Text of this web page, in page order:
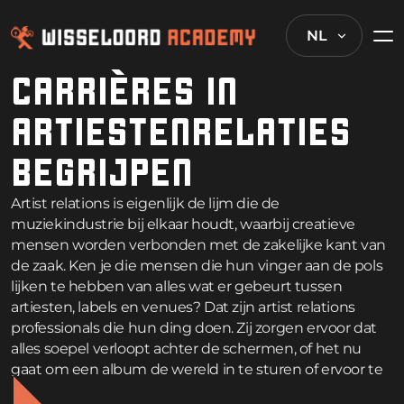
NL
CARRIÈRES IN
ARTIESTENRELATIES
BEGRIJPEN
Artist relations is eigenlijk de lijm die de
muziekindustrie bij elkaar houdt, waarbij creatieve
mensen worden verbonden met de zakelijke kant van
de zaak. Ken je die mensen die hun vinger aan de pols
lijken te hebben van alles wat er gebeurt tussen
artiesten, labels en venues? Dat zijn artist relations
professionals die hun ding doen. Zij zorgen ervoor dat
alles soepel verloopt achter de schermen, of het nu
gaat om een album de wereld in te sturen of ervoor te
zorgen dat een tour niet in elkaar stort.